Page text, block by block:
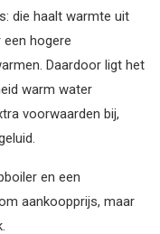
die haalt warmte uit
een hogere
Daardoor ligt het
warm water
voorwaarden bij,
en een
aankoopprijs, maar